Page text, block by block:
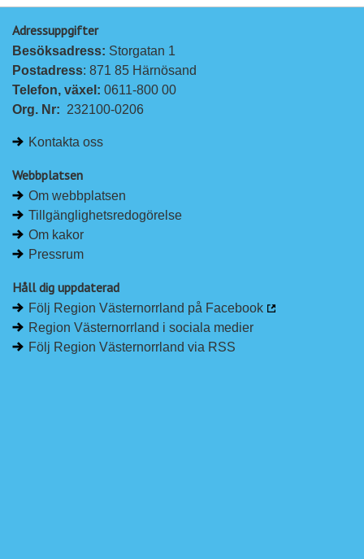
Adressuppgifter
Besöksadress: Storgatan 1
Postadress: 871 85 Härnösand
Telefon, växel: 0611-800 00
Org. Nr: 232100-0206
Kontakta oss
Webbplatsen
Om webbplatsen
Tillgänglighetsredogörelse
Om kakor
Pressrum
Håll dig uppdaterad
Följ Region Västernorrland på Facebook
Region Västernorrland i sociala medier
Följ Region Västernorrland via RSS